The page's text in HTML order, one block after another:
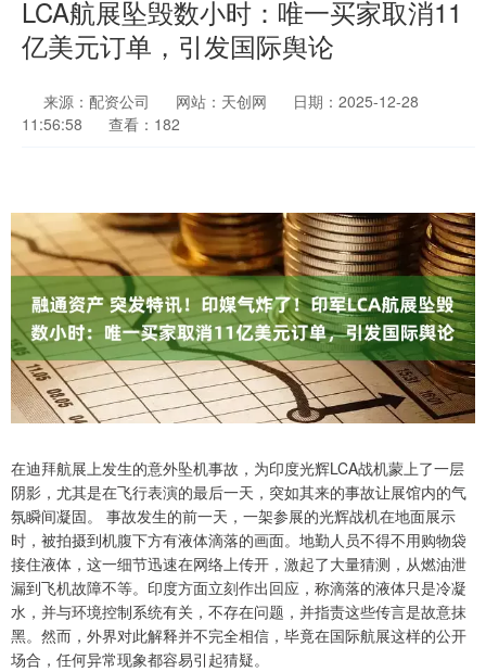
LCA航展坠毁数小时：唯一买家取消11
亿美元订单，引发国际舆论
来源：配资公司 网站：天创网
日期：2025-12-28
11:56:58
查看：182
在迪拜航展上发生的意外坠机事故，为印度光辉LCA战机蒙上了一层
阴影，尤其是在飞行表演的最后一天，突如其来的事故让展馆内的气
氛瞬间凝固。 事故发生的前一天，一架参展的光辉战机在地面展示
时，被拍摄到机腹下方有液体滴落的画面。地勤人员不得不用购物袋
接住液体，这一细节迅速在网络上传开，激起了大量猜测，从燃油泄
漏到飞机故障不等。印度方面立刻作出回应，称滴落的液体只是冷凝
水，并与环境控制系统有关，不存在问题，并指责这些传言是故意抹
黑。然而，外界对此解释并不完全相信，毕竟在国际航展这样的公开
场合，任何异常现象都容易引起猜疑。